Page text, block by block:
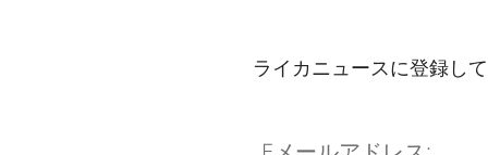
ライカニュースに登録し